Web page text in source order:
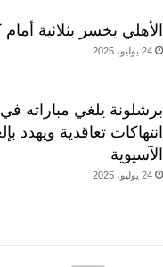
الأهلي يخسر بثلاثية
24 يوليو، 2025
برشلونة يلغي مباراته
انتهاكات تعاقدية ويهدد
الآسيوية
24 يوليو، 2025